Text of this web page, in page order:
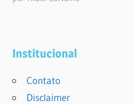
Institucional
Contato
Disclaimer